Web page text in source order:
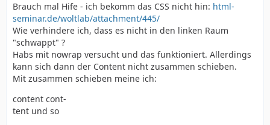
Brauch mal Hife - ich bekomm das CSS nicht hin: html-
seminar.de/woltlab/attachment/445/
Wie verhindere ich, dass es nicht in den linken Raum
"schwappt" ?
Habs mit nowrap versucht und das funktioniert. Allerdings
kann sich dann der Content nicht zusammen schieben.
Mit zusammen schieben meine ich:
content cont-
tent und so